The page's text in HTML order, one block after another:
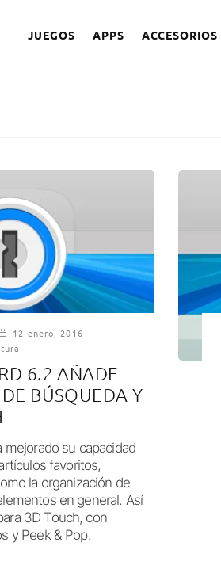
JUEGOS APPS ACCESORIOS
12 enero, 2016
6.2 AÑADE
BÚSQUEDA Y
mejorado su capacidad
favoritos,
la organización de
en general. Así
3D Touch, con
y Peek & Pop.